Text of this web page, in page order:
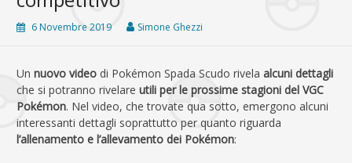
6 Novembre 2019 Simone Ghezzi
Un nuovo video di Pokémon Spada Scudo rivela alcuni dettagli
che si potranno rivelare utili per le prossime stagioni del VGC
Pokémon. Nel video, che trovate qua sotto, emergono alcuni
interessanti dettagli soprattutto per quanto riguarda
l’allenamento e l’allevamento dei Pokémon: